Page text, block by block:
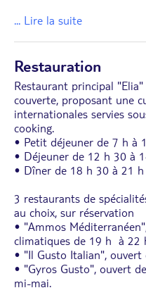
... Lire la suite
Restauration
Restaurant principal
couverte, proposant une
internationales servies
cooking.
• Petit déjeuner de 7 h à
• Déjeuner de 12 h 30 à
• Dîner de 18 h 30 à 21 h
3 restaurants de
au choix, sur réservation
• "Ammos
climatiques de 19 h à 22
• "Il Gusto Italian",
• "Gyros Gusto", ouvert
mi-mai.